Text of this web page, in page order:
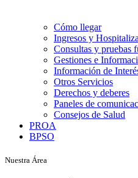
Cómo llegar
Ingresos y
Consultas y pruebas
Gestiones e
Información de
Otros Servicios
Derechos y deberes
Paneles de
Consejos de Salud
PROA
BPSO
Nuestra Área